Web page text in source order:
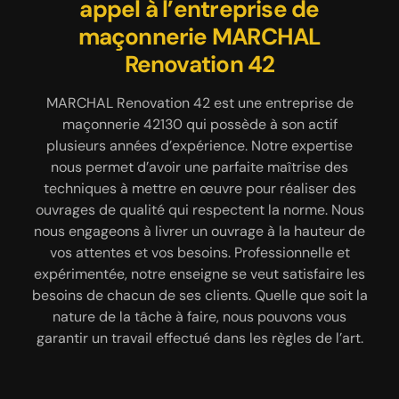
appel à l’entreprise de
maçonnerie MARCHAL
Renovation 42
MARCHAL Renovation 42 est une entreprise de
maçonnerie 42130 qui possède à son actif
plusieurs années d’expérience. Notre expertise
nous permet d’avoir une parfaite maîtrise des
techniques à mettre en œuvre pour réaliser des
ouvrages de qualité qui respectent la norme. Nous
nous engageons à livrer un ouvrage à la hauteur de
vos attentes et vos besoins. Professionnelle et
expérimentée, notre enseigne se veut satisfaire les
besoins de chacun de ses clients. Quelle que soit la
nature de la tâche à faire, nous pouvons vous
garantir un travail effectué dans les règles de l’art.
béton
En tant que spécialiste en maçonnerie à Cezay,
cela va de soi que l’entreprise MARCHAL
pour réaliser une pose de dalle béton. Le coulage
de béton est une opération à faire avec minutie et
précision, de sorte que la surface bétonnée soit
bien solide et conforme aux normes requises. Notre
équipe peut se mettre à votre disposition pour une
pose de dalle béton en vue de créer un pourtour de
piscine, une terrasse plain-pied ou en hauteur, des
allées de jardin, etc.
entreprise de maçonnerie à
Cezay
MARCHAL Renovation 42 est une entreprise de
maçonnerie à Cezay 42130 qui adresse ses
services de qualité à tous les particuliers et les
professionnels qui projettent de construire, de
rénover ou d’agrandir un bâtiment. Fort de
plusieurs années d’expérience, le professionnel en
maçonnerie MARCHAL Renovation 42 détient des
qualifications bien solides pour réaliser des travaux
respectueux des règles de l’art. Nous avons du
matériel efficace pour accomplir efficacement
notre mission ainsi que des artisans qualifiés pour
concrétiser votre projet. Quelle que soit l’ampleur
de la tâche à faire, vous pouvez compter sur nous.